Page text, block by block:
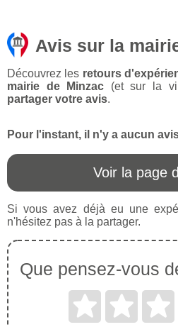
Avis sur la
Découvrez les retours
mairie de Minzac (et sur la
partager votre avis.
Pour l'instant, il n'y a aucun
Voir la page
Si vous avez déjà eu une
n'hésitez pas à la partager.
Que pensez-vous